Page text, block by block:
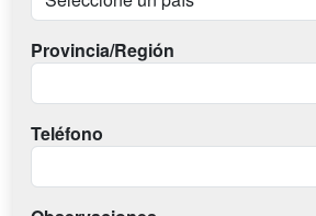
Provincia/Región
Teléfono